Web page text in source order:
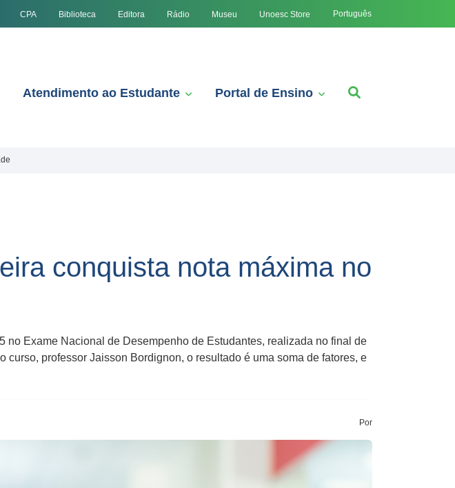
CPA Biblioteca Editora Rádio Museu Unoesc Store Português
Atendimento ao Estudante Portal de Ensino
conquista nota máxima no
Exame Nacional de Desempenho de Estudantes, realizada no final de
professor Jaisson Bordignon, o resultado é uma soma de fatores, e
Por